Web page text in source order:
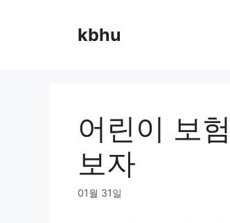
kbhu
어린이 보
보자
01월 31일